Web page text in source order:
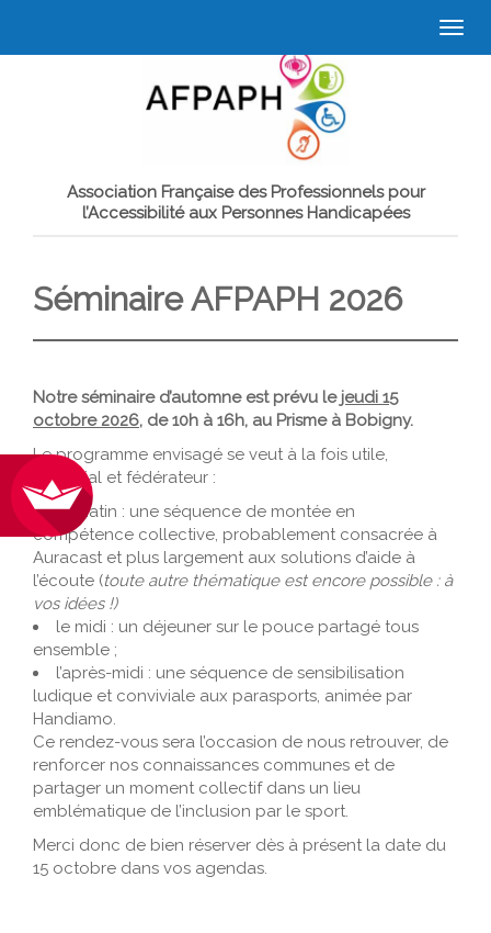
Association Française des Professionnels pour
l’Accessibilité aux Personnes Handicapées
Séminaire AFPAPH 2026
Notre séminaire d’automne est prévu le jeudi 15
octobre 2026, de 10h à 16h, au Prisme à Bobigny.
Le programme envisagé se veut à la fois utile,
convivial et fédérateur :
le matin : une séquence de montée en
compétence collective, probablement consacrée à
Auracast et plus largement aux solutions d’aide à
l’écoute (toute autre thématique est encore possible : à
vos idées !)
le midi : un déjeuner sur le pouce partagé tous
ensemble ;
l’après-midi : une séquence de sensibilisation
ludique et conviviale aux parasports, animée par
Handiamo.
Ce rendez-vous sera l’occasion de nous retrouver, de
renforcer nos connaissances communes et de
partager un moment collectif dans un lieu
emblématique de l’inclusion par le sport.
Merci donc de bien réserver dès à présent la date du
15 octobre dans vos agendas.